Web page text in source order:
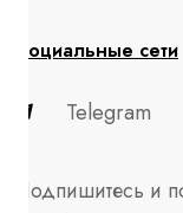
Социальные сети
Telegram
Подпишитесь и